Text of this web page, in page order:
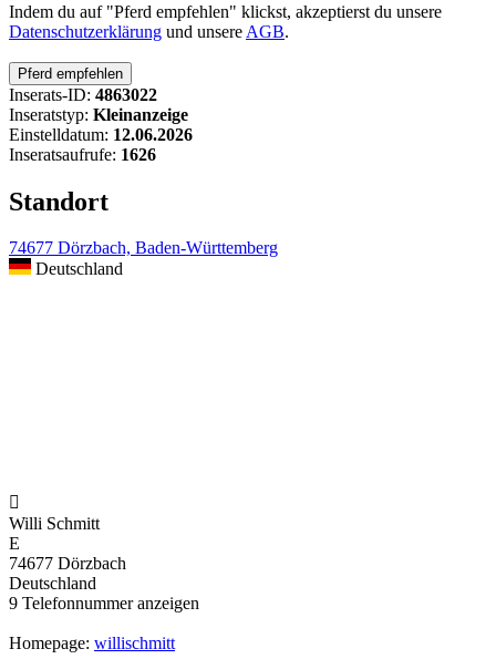
Indem du auf "Pferd empfehlen" klickst, akzeptierst du unsere
Datenschutzerklärung und unsere AGB.
Inserats-ID: 4863022
Inseratstyp: Kleinanzeige
Einstelldatum: 12.06.2026
Inseratsaufrufe: 1626
Standort
74677 Dörzbach, Baden-Württemberg
Deutschland

Willi Schmitt
E
74677 Dörzbach
Deutschland
9 Telefonnummer anzeigen
Homepage: willischmitt